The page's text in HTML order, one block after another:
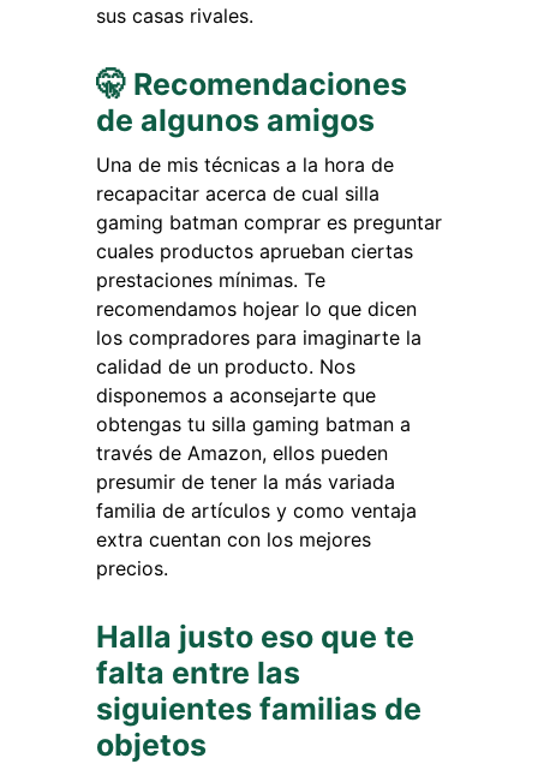
sus casas rivales.
🤫 Recomendaciones
de algunos amigos
Una de mis técnicas a la hora de
recapacitar acerca de cual silla
gaming batman comprar es preguntar
cuales productos aprueban ciertas
prestaciones mínimas. Te
recomendamos hojear lo que dicen
los compradores para imaginarte la
calidad de un producto. Nos
disponemos a aconsejarte que
obtengas tu silla gaming batman a
través de Amazon, ellos pueden
presumir de tener la más variada
familia de artículos y como ventaja
extra cuentan con los mejores
precios.
Halla justo eso que te
falta entre las
siguientes familias de
objetos